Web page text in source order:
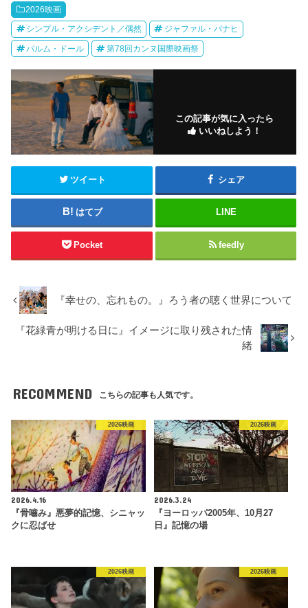
2026映画
シンプル・アクシデント／偶然 ジャファル・パナヒ
パルム・ドール 第78回カンヌ国際映画祭
この記事が気に入ったら
いいねしよう！
ツイート シェア
はてブ LINE
Pocket feedly
『幸せの、忘れもの。』ろう者の聴く世界について
『花緑青が明ける日に』イメージに取り残された情
緒
RECOMMEND こちらの記事も人気です。
2026映画
2026.4.16
『骨嚙み』悪夢的記憶、シニャッ
クに忍ばせ
2026映画
2026.3.24
『ヨーロッパ2005年、10月27
日』記憶の場
2026映画 2026映画